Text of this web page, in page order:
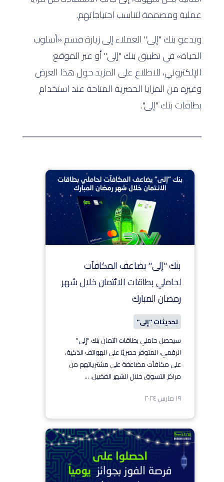
عملية ومصممة لتناسب احتياجاتهم.
ويدعو بنك "إلى" العملاء إلى زيارة قسم «أسلوب
الحياة» في تطبيق بنك "إلى" أو عبر الموقع
الإلكتروني، للاطلاع على المزيد حول هذا العرض
وغيره من المزايا الحصرية المتاحة عند استخدام
بطاقات بنك "إلى".
بنك "إلى" يضاعف المكافآت
لحاملي بطاقات الائتمان خلال شهر
رمضان المبارك
تحديثات "إلى"
سيحصل حاملي بطاقات ائتمان بنك "إلى"
الرقمي، المتوفر حصريًا على الهواتف الذكية،
على مكافآت مضاعفة على مشترياتهم من
مراكز التسوق خلال الشهر الفضيل....
١٩ مارس ٢٠٢٤